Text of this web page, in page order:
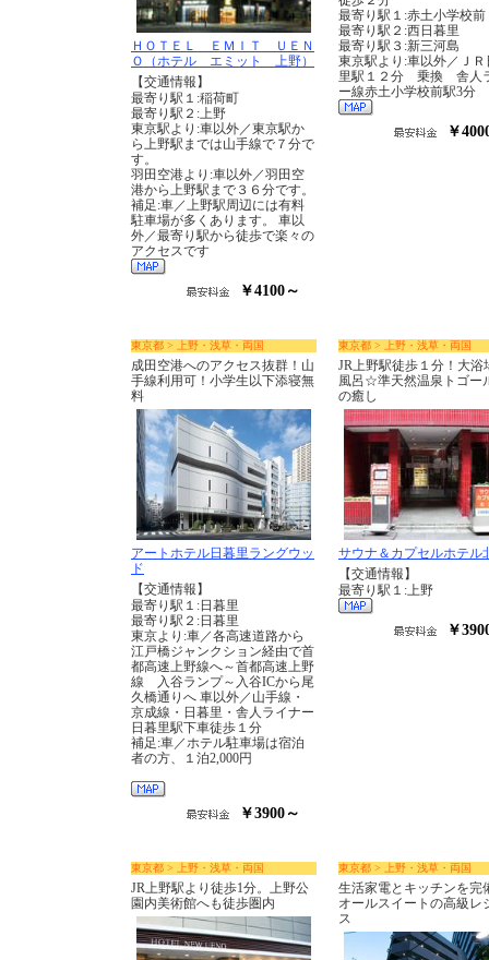
ＨＯＴＥＬ ＥＭＩＴ ＵＥＮ
Ｏ（ホテル エミット 上野）
【交通情報】
最寄り駅１:稲荷町
最寄り駅２:上野
東京駅より:車以外／東京駅か
ら上野駅までは山手線で７分で
す。
羽田空港より:車以外／羽田空
港から上野駅まで３６分です。
補足:車／上野駅周辺には有料
駐車場が多くあります。 車以
外／最寄り駅から徒歩で楽々の
アクセスです
￥4100～
最寄り駅１:赤土小学校前
最寄り駅２:西日暮里
最寄り駅３:新三河島
東京駅より:車以外／ＪＲ
里駅１２分 乗換 舎人
ー線赤土小学校前駅3分
￥
東京都 > 上野・浅草・両国
成田空港へのアクセス抜群！山
手線利用可！小学生以下添寝無
料
アートホテル日暮里ラングウッ
ド
【交通情報】
最寄り駅１:日暮里
最寄り駅２:日暮里
東京より:車／各高速道路から
江戸橋ジャンクション経由で首
都高速上野線へ～首都高速上野
線 入谷ランプ～入谷ICから尾
久橋通りへ 車以外／山手線・
京成線・日暮里・舎人ライナー
日暮里駅下車徒歩１分
補足:車／ホテル駐車場は宿泊
者の方、１泊2,000円
￥3900～
東京都 > 上野・浅草・両国
JR上野駅徒歩１分！大浴
風呂☆準天然温泉トゴー
の癒し
サウナ＆カプセルホテル
【交通情報】
最寄り駅１:上野
￥
東京都 > 上野・浅草・両国
JR上野駅より徒歩1分。上野公
園内美術館へも徒歩圏内
東京都 > 上野・浅草・両国
生活家電とキッチンを完
オールスイートの高級レ
ス